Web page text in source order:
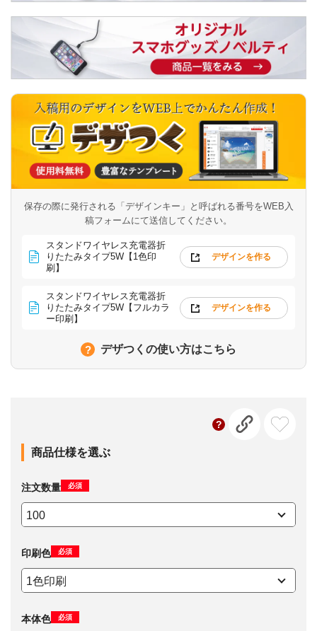
保存の際に発行される「デザインキー」と呼ばれる番号をWEB入
稿フォームにて送信してください。
スタンドワイヤレス充電器折
りたたみタイプ5W【1色印
刷】
デザインを作る
スタンドワイヤレス充電器折
りたたみタイプ5W【フルカラ
ー印刷】
デザインを作る
デザつくの使い方はこちら
商品仕様を選ぶ
注文数量 必須
印刷色 必須
本体色 必須